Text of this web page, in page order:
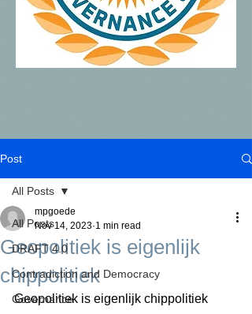
Post
All Posts
DRAFT 4.0
Contradiction and Democracy
Governance
All Posts
Geopolitiek is eigenlijk
chippolitiek
mpgoede
Nov 14, 2023 1 min read
Geopolitiek is eigenlijk chippolitiek